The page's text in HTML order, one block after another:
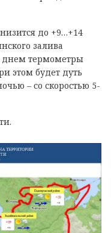
до +9…+14
залива
днем термометры
этом будет дуть
– со скоростью 5-